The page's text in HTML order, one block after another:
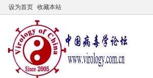
设为首页 收藏本站